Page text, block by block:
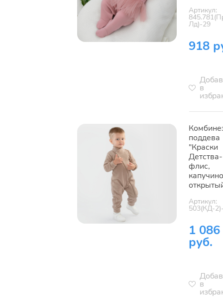
Артикул:
Лд)-29
918
в
поддева
"Краски
флис,
Артикул:
503(КД-
1 086
руб.
в